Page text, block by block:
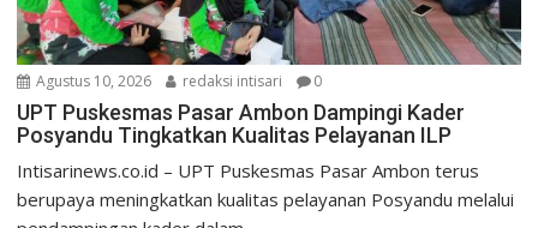
Agustus 10, 2026 redaksi intisari 0
UPT Puskesmas Pasar Ambon Dampingi Kader
Posyandu Tingkatkan Kualitas Pelayanan ILP
Intisarinews.co.id – UPT Puskesmas Pasar Ambon terus
berupaya meningkatkan kualitas pelayanan Posyandu melalui